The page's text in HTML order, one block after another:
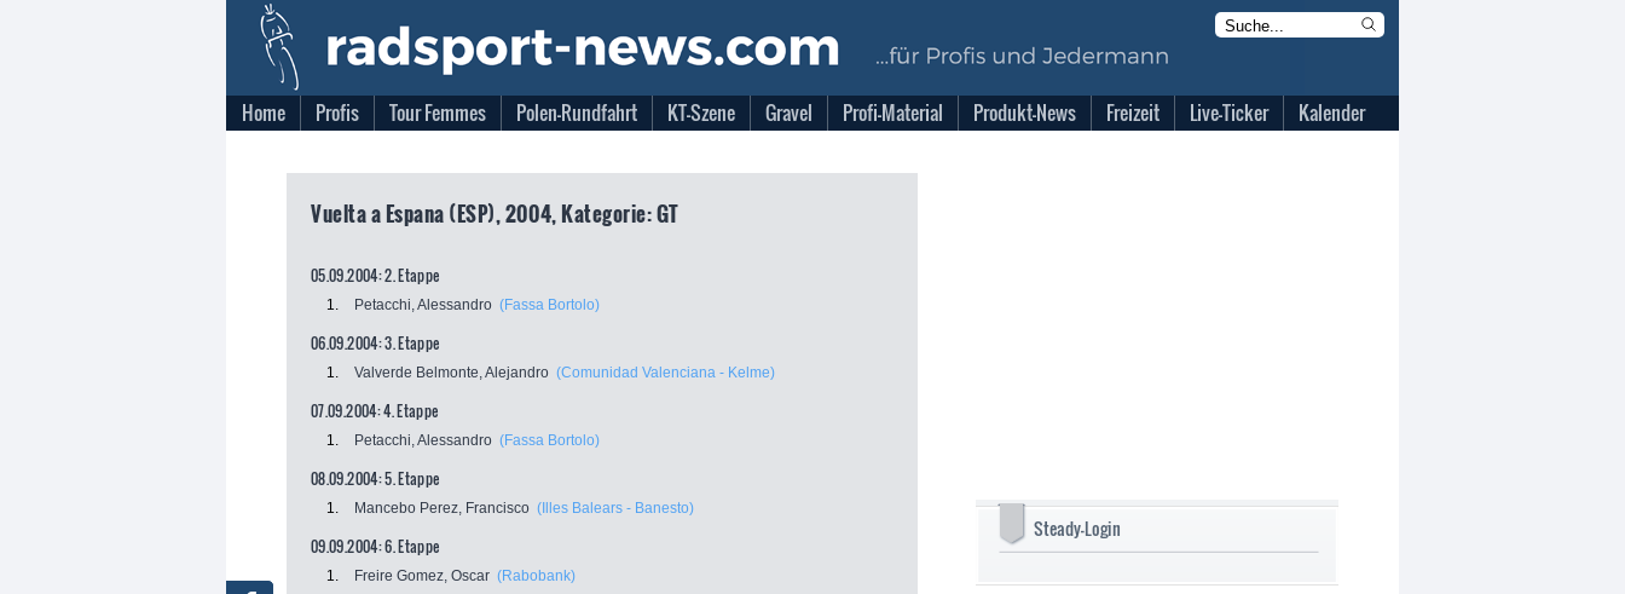
Home Profis Tour Femmes Polen-Rundfahrt KT-Szene Gravel Profi-Material Produkt-News Freizeit Live-Ticker Kalender
Vuelta a Espana (ESP), 2004, Kategorie: GT
05.09.2004: 2. Etappe
1. Petacchi, Alessandro (Fassa Bortolo)
06.09.2004: 3. Etappe
1. Valverde Belmonte, Alejandro (Comunidad Valenciana - Kelme)
07.09.2004: 4. Etappe
1. Petacchi, Alessandro (Fassa Bortolo)
08.09.2004: 5. Etappe
1. Mancebo Perez, Francisco (Illes Balears - Banesto)
09.09.2004: 6. Etappe
1. Freire Gomez, Oscar (Rabobank)
Steady-Login